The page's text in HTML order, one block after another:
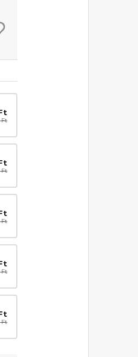
Ft
Ft
Ft
Ft
Ft